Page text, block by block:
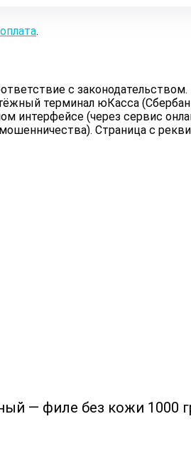
.
с
терминал юКасса
интерфейсе (через сервис
Страница с
— филе без кожи 1000